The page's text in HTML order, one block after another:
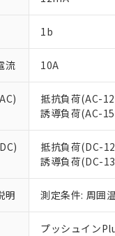
1b
流 10A
抵抗負荷(AC-
誘導負荷(AC-
抵抗負荷(DC-
誘導負荷(DC-
明 測定条件: 周
プッシュイン
本サー
当社制
い。
正式
当社
在庫状
す。
マイパ
ている
お客様
が、
*EU RoHS指令
フタル酸ビス
ル（DBP）
但し、RoHS指
フタル酸エステ
※2 対応予
部品在庫の
※3 非含有
「×」：最
Pb(鉛)
DEHP(フタル
※2 環境保
「ｅ」：有
味します。
「－」：未
当社は
などの
ます。
当社
置等
当社
たしま
△
－
空
受